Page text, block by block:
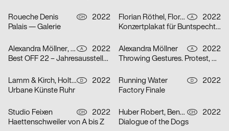
Roueche Denis CH
2022
Palais — Galerie
Florian Röthel, Florentin Scheicher A
2022
Konzertplakat für Buntspecht, Arena Wien
Alexandra Möllner, Sophia Krayc A
2022
Best OFF 22 – Jahresausstellung der Kunstuniversität Linz
Alexandra Möllner A
2022
Throwing Gestures. Protest, Economy and the Imperceptible
Lamm & Kirch, Holtgreve Heinrich D
2022
Urbane Künste Ruhr
Running Water D
2022
Factory Finale
Studio Feixen CH
2022
Haettenschweiler von A bis Z
Huber Robert, Benedict Will CH
2022
Dialogue of the Dogs